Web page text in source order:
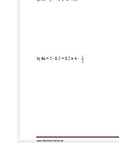
www.Klassenarbeiten.de
b) 6x + 5 · 0,5 + 0,5 = 4 :
3
1